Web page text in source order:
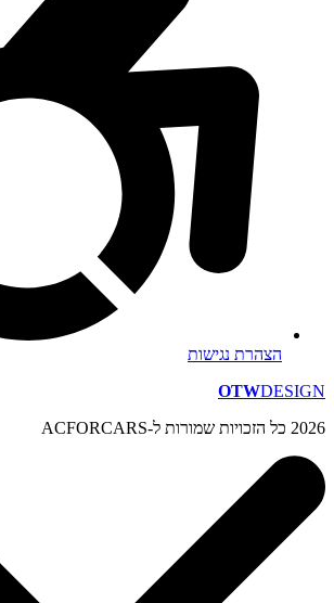
הצהרת נגישות
OTWDESIGN
2026 כל הזכויות שמורות ל-ACFORCARS